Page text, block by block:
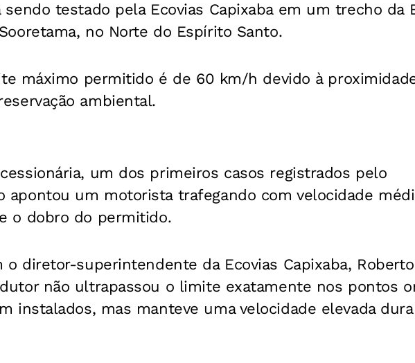
testado pela Ecovias Capixaba em um trecho da
no Norte do Espírito Santo.
máximo permitido é de 60 km/h devido à
ambiental.
um dos primeiros casos registrados pelo
apontou um motorista trafegando com velocidade
o dobro do permitido.
o diretor-superintendente da Ecovias Capixaba, Roberto
não ultrapassou o limite exatamente nos pontos
instalados, mas manteve uma velocidade elevada